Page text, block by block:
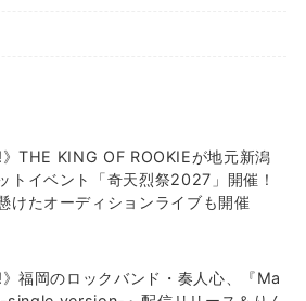
》THE KING OF ROOKIEが地元新潟
トイベント「奇天烈祭2027」開催！
けたオーディションライブも開催
》福岡のロックバンド・奏人心、『Ma